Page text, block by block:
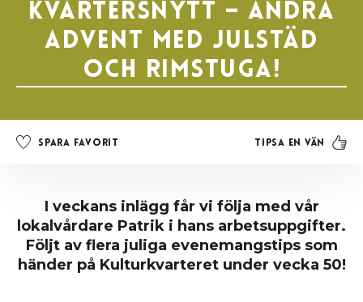
Kvartersnytt – Andra
Advent med julstäd
och rimstuga!
Spara favorit Tipsa en vän
I veckans inlägg får vi följa med vår
lokalvårdare Patrik i hans arbetsuppgifter.
Följt av flera juliga evenemangstips som
händer på Kulturkvarteret under vecka 50!